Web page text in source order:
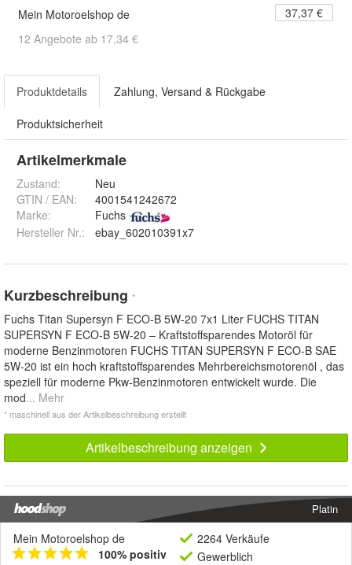
Mein Motoroelshop de
37,37 €
12 Angebote ab 17,34 €
Produktdetails Zahlung, Versand & Rückgabe
Produktsicherheit
Artikelmerkmale
Zustand:
Neu
GTIN / EAN:
4001541242672
Marke:
Fuchs
Hersteller Nr.:
ebay_602010391x7
Kurzbeschreibung *
Fuchs Titan Supersyn F ECO-B 5W-20 7x1 Liter FUCHS TITAN
SUPERSYN F ECO-B 5W-20 – Kraftstoffsparendes Motoröl für
moderne Benzinmotoren FUCHS TITAN SUPERSYN F ECO-B SAE
5W-20 ist ein hoch kraftstoffsparendes Mehrbereichsmotorenöl , das
speziell für moderne Pkw-Benzinmotoren entwickelt wurde. Die
mod... Mehr
* maschinell aus der Artikelbeschreibung erstellt
Artikelbeschreibung anzeigen
Platin
Mein Motoroelshop de
100% positiv
2264 Verkäufe
Gewerblich